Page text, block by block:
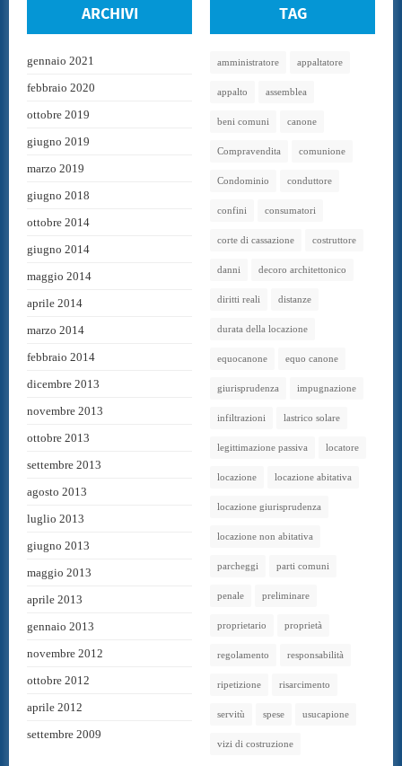
ARCHIVI
gennaio 2021
febbraio 2020
ottobre 2019
giugno 2019
marzo 2019
giugno 2018
ottobre 2014
giugno 2014
maggio 2014
aprile 2014
marzo 2014
febbraio 2014
dicembre 2013
novembre 2013
ottobre 2013
settembre 2013
agosto 2013
luglio 2013
giugno 2013
maggio 2013
aprile 2013
gennaio 2013
novembre 2012
ottobre 2012
aprile 2012
settembre 2009
TAG
amministratore appaltatore
appalto assemblea
beni comuni canone
Compravendita comunione
Condominio conduttore
confini consumatori
corte di cassazione costruttore
danni decoro architettonico
diritti reali distanze
durata della locazione
equocanone equo canone
giurisprudenza impugnazione
infiltrazioni lastrico solare
legittimazione passiva locatore
locazione locazione abitativa
locazione giurisprudenza
locazione non abitativa
parcheggi parti comuni
penale preliminare
proprietario proprietà
regolamento responsabilità
ripetizione risarcimento
servitù spese usucapione
vizi di costruzione